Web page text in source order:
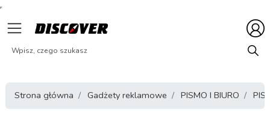
Strona główna Gadżety reklamowe PISMO I BIURO